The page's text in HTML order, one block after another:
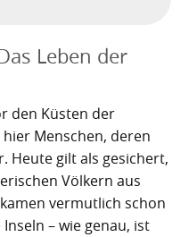
auf den Kanaren
um die Kanarischen
Abona
Vinos
der Guanchen
die Logik der Angst
Kalenderwissen
der Guanchen
heilige Schluchten
Inseln unterwarf
Teneriffa
Teneriffa
im 16. Jahrhundert
auf den Kanaren
statt Show
vermieten
Schildlaus
und Quantenwunder
Leben der
den Küsten der
Menschen, deren
Heute gilt als gesichert,
Völkern aus
vermutlich schon
– wie genau, ist